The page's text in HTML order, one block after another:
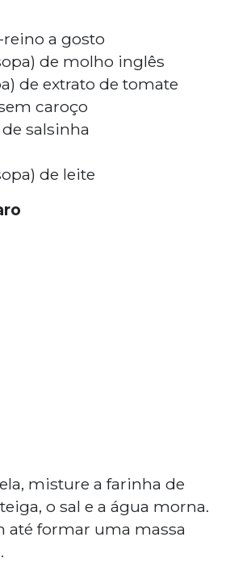
a gosto
de molho inglês
de extrato de tomate
caroço
salsinha
de leite
misture a farinha de
o sal e a água morna.
até formar uma massa